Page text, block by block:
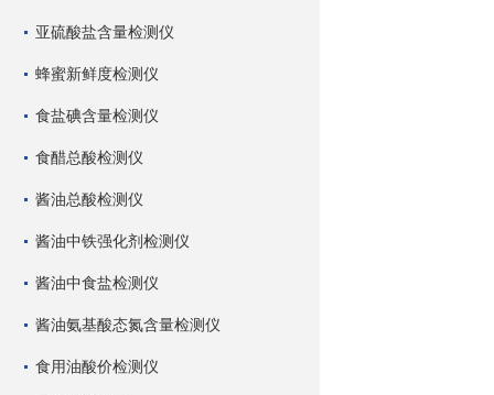
亚硫酸盐含量检测仪
蜂蜜新鲜度检测仪
食盐碘含量检测仪
食醋总酸检测仪
酱油总酸检测仪
酱油中铁强化剂检测仪
酱油中食盐检测仪
酱油氨基酸态氮含量检测仪
食用油酸价检测仪